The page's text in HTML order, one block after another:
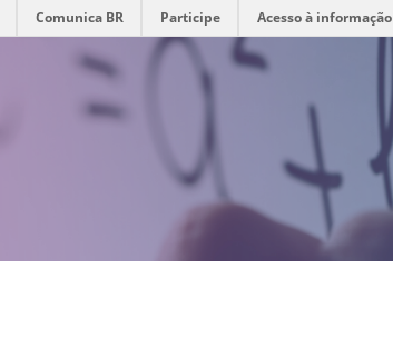
Comunica BR Participe Acesso à informação